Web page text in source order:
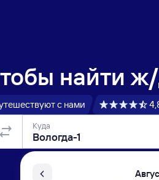
найти ж/
с нами
Куда